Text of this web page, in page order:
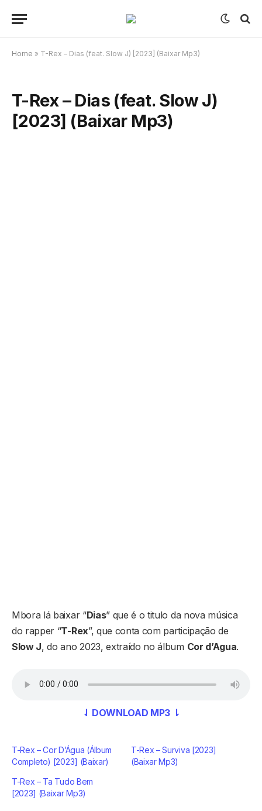
Home » T-Rex – Dias (feat. Slow J) [2023] (Baixar Mp3)
T-Rex – Dias (feat. Slow J)
[2023] (Baixar Mp3)
Mbora lá baixar “Dias” que é o titulo da nova música
do rapper “T-Rex”, que conta com participação de
Slow J, do ano 2023, extraído no álbum Cor d’Agua.
⇃ DOWNLOAD MP3 ⇂
T-Rex – Cor D’Água (Álbum
Completo) [2023] (Baixar)
T-Rex – Surviva [2023]
(Baixar Mp3)
T-Rex – Ta Tudo Bem
[2023] (Baixar Mp3)